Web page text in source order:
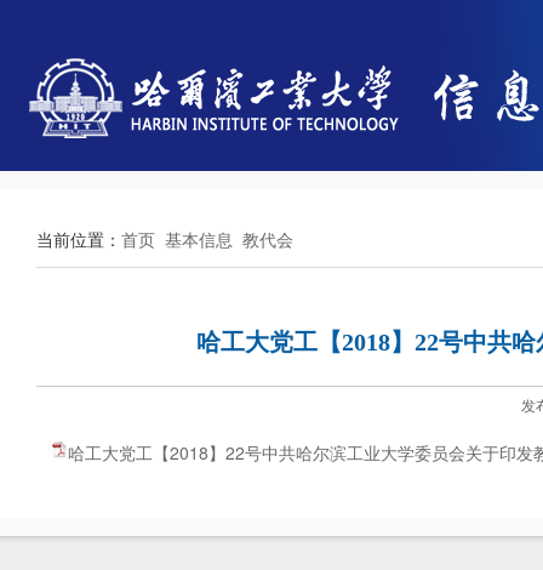
当前位置： 首页 基本信息 教代会
哈工大党工【2018】22号中共
发
哈工大党工【2018】22号中共哈尔滨工业大学委员会关于印